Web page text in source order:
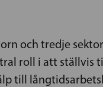
och tredje
roll i att ställvis
till